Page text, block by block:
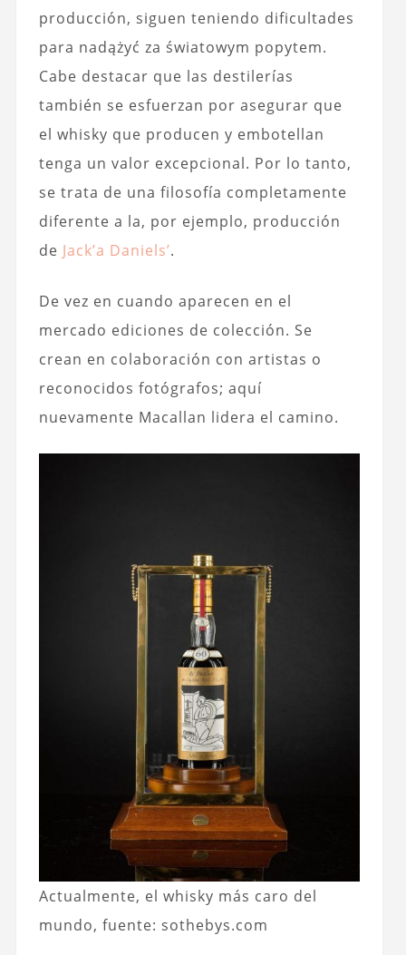
producción, siguen teniendo dificultades
para nadążyć za światowym popytem.
Cabe destacar que las destilerías
también se esfuerzan por asegurar que
el whisky que producen y embotellan
tenga un valor excepcional. Por lo tanto,
se trata de una filosofía completamente
diferente a la, por ejemplo, producción
de Jack’a Daniels’.
De vez en cuando aparecen en el
mercado ediciones de colección. Se
crean en colaboración con artistas o
reconocidos fotógrafos; aquí
nuevamente Macallan lidera el camino.
Actualmente, el whisky más caro del
mundo, fuente: sothebys.com